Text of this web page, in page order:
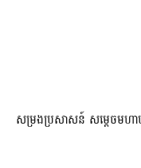
សម្រងប្រសាសន៍ សម្ដេចម